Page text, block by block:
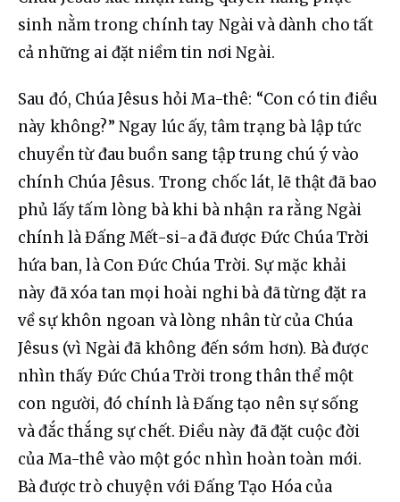
sinh nằm trong chính tay Ngài và dành cho tất
cả những ai đặt niềm tin nơi Ngài.
Sau đó, Chúa Jêsus hỏi Ma-thê: “Con có tin điều
này không?” Ngay lúc ấy, tâm trạng bà lập tức
chuyển từ đau buồn sang tập trung chú ý vào
chính Chúa Jêsus. Trong chốc lát, lẽ thật đã bao
phủ lấy tấm lòng bà khi bà nhận ra rằng Ngài
chính là Đấng Mết-si-a đã được Đức Chúa Trời
hứa ban, là Con Đức Chúa Trời. Sự mặc khải
này đã xóa tan mọi hoài nghi bà đã từng đặt ra
về sự khôn ngoan và lòng nhân từ của Chúa
Jêsus (vì Ngài đã không đến sớm hơn). Bà được
nhìn thấy Đức Chúa Trời trong thân thể một
con người, đó chính là Đấng tạo nên sự sống
và đắc thắng sự chết. Điều này đã đặt cuộc đời
của Ma-thê vào một góc nhìn hoàn toàn mới.
Bà được trò chuyện với Đấng Tạo Hóa của